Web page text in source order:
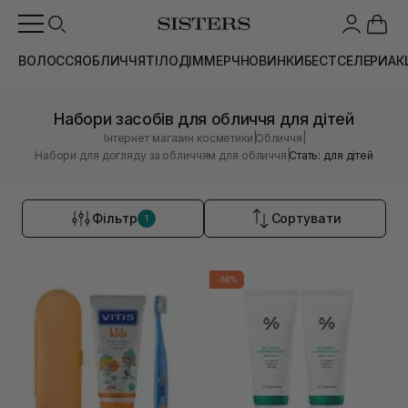
ВОЛОССЯОБЛИЧЧЯТІЛОДІММЕРЧНОВИНКИБЕСТСЕЛЕРИ
Набори засобів для обличчя для дітей
Інтернет магазин косметики |Обличчя
Набори для догляду за обличчям для обличчя |Стать: для дітей
Фільтр 1 Сортувати
-69%